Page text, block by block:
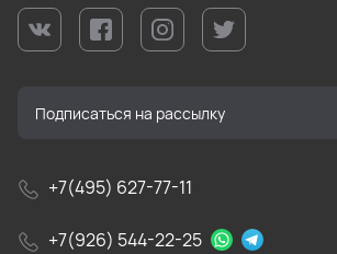
+7(495) 627-77-11
+7(926) 544-22-25